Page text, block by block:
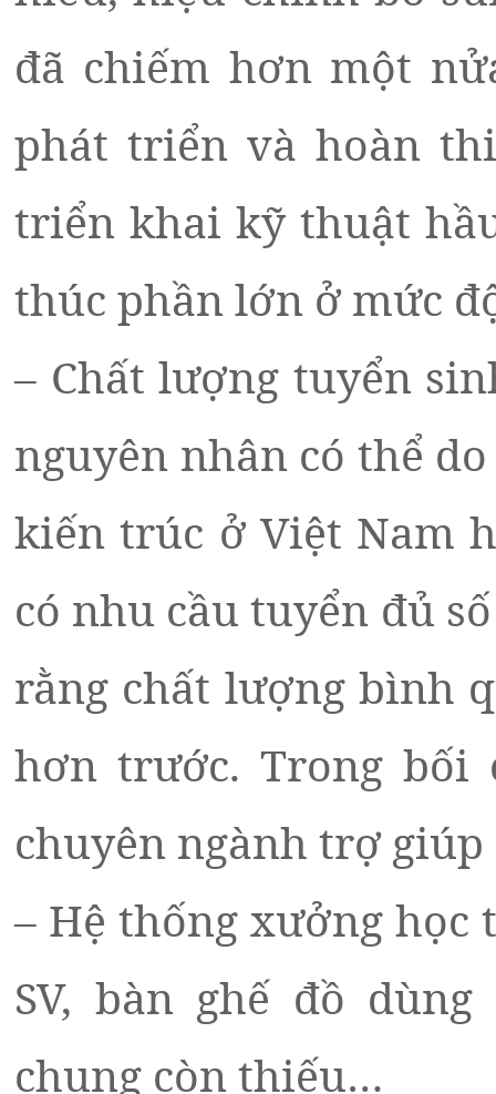
đã chiếm hơn một
phát triển và hoàn
triển khai kỹ thuật
thúc phần lớn ở mức
– Chất lượng tuyển
nguyên nhân có thể
kiến trúc ở Việt Nam
có nhu cầu tuyển đủ
rằng chất lượng bình
hơn trước. Trong bối
chuyên ngành trợ giúp
– Hệ thống xưởng
SV, bàn ghế đồ
chung còn thiếu…